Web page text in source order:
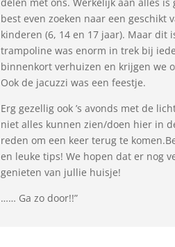
best even zoeken naar een geschikt
kinderen (6, 14 en 17 jaar). Maar dit
trampoline was enorm in trek bij
binnenkort verhuizen en krijgen we
Ook de jacuzzi was een feestje.
Erg gezellig ook ’s avonds met de
niet alles kunnen zien/doen hier in
reden om een keer terug te
en leuke tips! We hopen dat er nog
genieten van jullie huisje!
…… Ga zo door!!”